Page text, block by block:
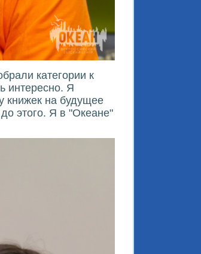
категории к
интересно. Я
книжек на будущее
этого. Я в "Океане"